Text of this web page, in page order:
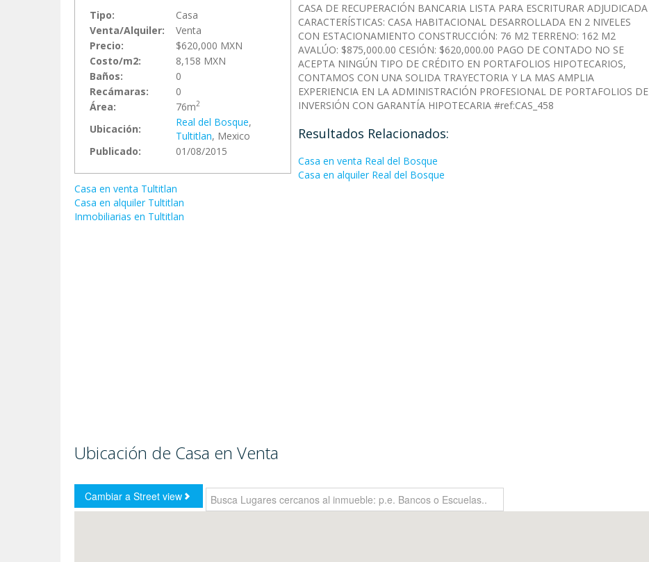
Tipo:
Casa
Venta/Alquiler:
Venta
Precio:
$620,000 MXN
Costo/m2:
8,158 MXN
Baños:
0
Recámaras:
0
Área:
76m2
Ubicación:
Real del Bosque,
Tultitlan, Mexico
Publicado:
01/08/2015
CASA DE RECUPERACIÓN BANCARIA LISTA PARA ESCRITURAR ADJUDICADA
CARACTERÍSTICAS: CASA HABITACIONAL DESARROLLADA EN 2 NIVELES
CON ESTACIONAMIENTO CONSTRUCCIÓN: 76 M2 TERRENO: 162 M2
AVALÚO: $875,000.00 CESIÓN: $620,000.00 PAGO DE CONTADO NO SE
ACEPTA NINGÚN TIPO DE CRÉDITO EN PORTAFOLIOS HIPOTECARIOS,
CONTAMOS CON UNA SOLIDA TRAYECTORIA Y LA MAS AMPLIA
EXPERIENCIA EN LA ADMINISTRACIÓN PROFESIONAL DE PORTAFOLIOS DE
INVERSIÓN CON GARANTÍA HIPOTECARIA #ref:CAS_458
Resultados Relacionados:
Casa en venta Real del Bosque
Casa en alquiler Real del Bosque
Casa en venta Tultitlan
Casa en alquiler Tultitlan
Inmobiliarias en Tultitlan
Ubicación de Casa en Venta